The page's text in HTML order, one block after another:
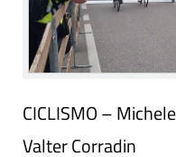
CICLISMO –
Valter Corradin